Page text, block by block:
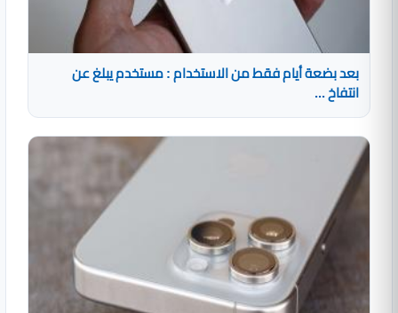
بعد بضعة أيام فقط من الاستخدام : مستخدم يبلغ عن
انتفاخ ...